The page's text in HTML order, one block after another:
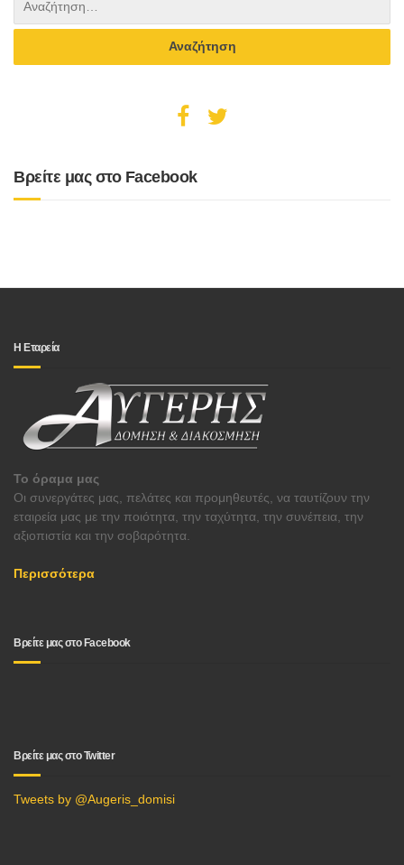
Βρείτε μας στο Facebook
Η Εταρεία
Το όραμα μας
Οι συνεργάτες μας, πελάτες και προμηθευτές, να ταυτίζουν την
εταιρεία μας με την ποιότητα, την ταχύτητα, την συνέπεια, την
αξιοπιστία και την σοβαρότητα.
Περισσότερα
Βρείτε μας στο Facebook
Βρείτε μας στο Twitter
Tweets by @Augeris_domisi